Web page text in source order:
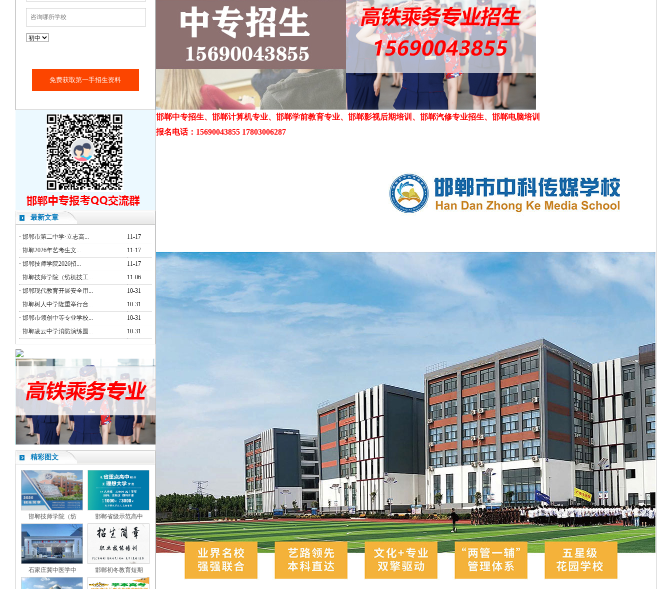
免费获取第一手招生资料
最新文章
· 邯郸市第二中学·立志高...
11-17
· 邯郸2026年艺考生文...
11-17
· 邯郸技师学院2026招...
11-17
· 邯郸技师学院（纺机技工...
11-06
· 邯郸现代教育开展安全用...
10-31
· 邯郸树人中学隆重举行台...
10-31
· 邯郸市领创中等专业学校...
10-31
· 邯郸凌云中学消防演练圆... 10-31
精彩图文
邯郸技师学院（纺 邯郸省级示范高中
石家庄冀中医学中 邯郸初冬教育短期
邯郸中专招生、邯郸计算机专业、邯郸学前教育专业、邯郸影视后期培训、邯郸汽修专业招生、邯郸电脑培训
报名电话：15690043855 17803006287